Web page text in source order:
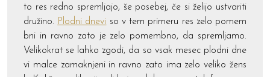
to res redno spremljajo, še posebej, če si želijo ustvariti
družino. Plodni dnevi so v tem primeru res zelo pomem
bni in ravno zato je zelo pomembno, da spremljamo.
Velikokrat se lahko zgodi, da so vsak mesec plodni dne
vi malce zamaknjeni in ravno zato ima zelo veliko žens